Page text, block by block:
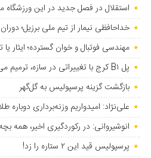
استقلال در فصل جدید در این ورزشگاه
خداحافظی نیمار از تیم ملی برزیل؛
مهندسی فوتبال و خوان گسترده؛ ایثار یا
پل B۱ کرج با تغییراتی در سازه، ترمیم می‌شود
بازگشت گزینه پرسپولیس به ‌گل‌گهر
علی‌نژاد: امیدواریم وزنه‌برداری دوباره
انوشیروانی: در رکوردگیری اخیر، همه
پرسپولیس قید این ۲ ستاره را زد!